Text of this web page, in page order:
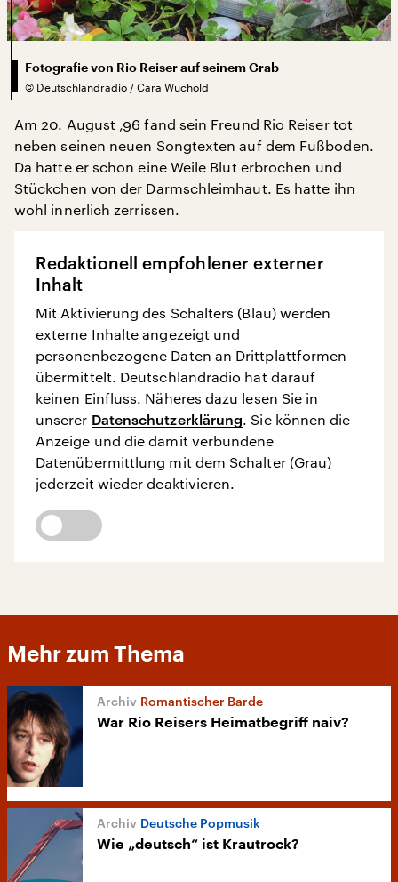
Fotografie von Rio Reiser auf seinem Grab
© Deutschlandradio / Cara Wuchold
Am 20. August ‚96 fand sein Freund Rio Reiser tot
neben seinen neuen Songtexten auf dem Fußboden.
Da hatte er schon eine Weile Blut erbrochen und
Stückchen von der Darmschleimhaut. Es hatte ihn
wohl innerlich zerrissen.
Redaktionell empfohlener externer
Inhalt
Mit Aktivierung des Schalters (Blau) werden
externe Inhalte angezeigt und
personenbezogene Daten an Drittplattformen
übermittelt. Deutschlandradio hat darauf
keinen Einfluss. Näheres dazu lesen Sie in
unserer Datenschutzerklärung. Sie können die
Anzeige und die damit verbundene
Datenübermittlung mit dem Schalter (Grau)
jederzeit wieder deaktivieren.
Mehr zum Thema
Romantischer Barde
War Rio Reisers Heimatbegriff naiv?
Deutsche Popmusik
Wie „deutsch“ ist Krautrock?